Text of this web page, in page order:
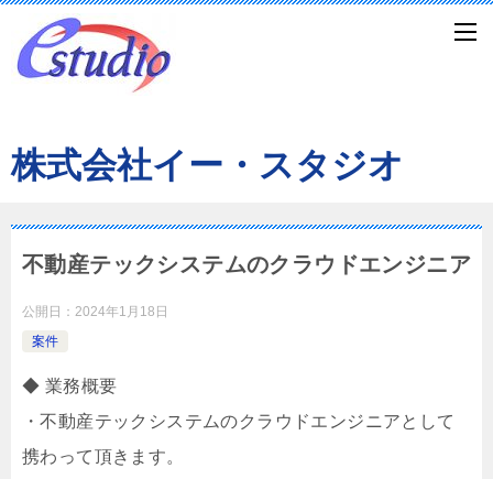
株式会社イー・スタジオ
不動産テックシステムのクラウドエンジニア
公開日： 2024年1月18日
案件
◆ 業務概要
・不動産テックシステムのクラウドエンジニアとして
携わって頂きます。